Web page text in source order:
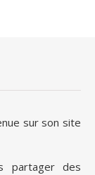
sur son site
partager des